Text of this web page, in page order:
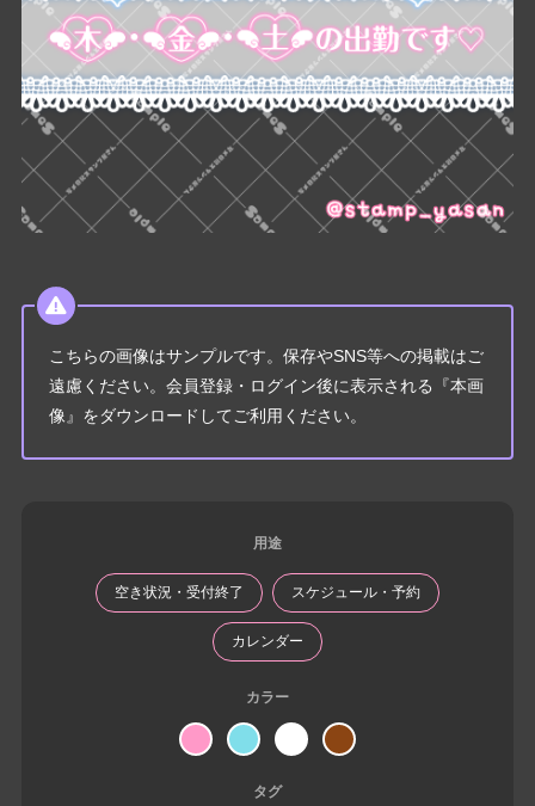
こちらの画像はサンプルです。保存やSNS等への掲載はご
遠慮ください。会員登録・ログイン後に表示される『本画
像』をダウンロードしてご利用ください。
用途
空き状況・受付終了 スケジュール・予約
カレンダー
カラー
タグ